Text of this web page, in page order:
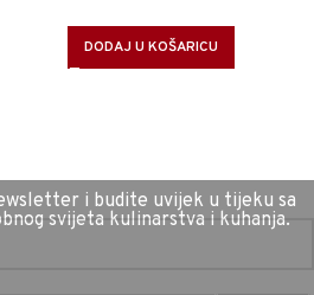
DODAJ U KOŠARICU
i budite uvijek u tijeku sa
svijeta kulinarstva i kuhanja.